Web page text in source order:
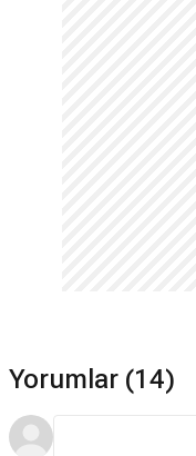
Yorumlar (14)